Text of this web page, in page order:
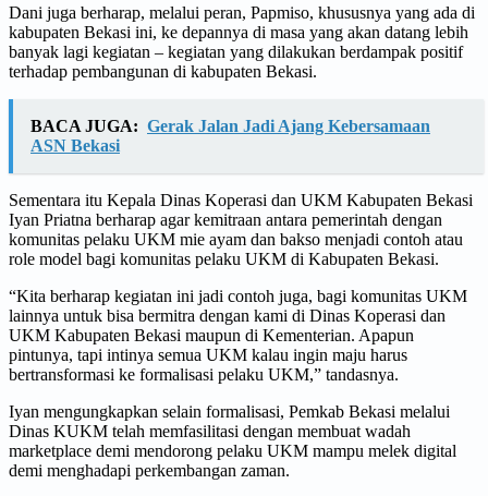
Dani juga berharap, melalui peran, Papmiso, khususnya yang ada di
kabupaten Bekasi ini, ke depannya di masa yang akan datang lebih
banyak lagi kegiatan – kegiatan yang dilakukan berdampak positif
terhadap pembangunan di kabupaten Bekasi.
BACA JUGA: Gerak Jalan Jadi Ajang Kebersamaan
ASN Bekasi
Sementara itu Kepala Dinas Koperasi dan UKM Kabupaten Bekasi
Iyan Priatna berharap agar kemitraan antara pemerintah dengan
komunitas pelaku UKM mie ayam dan bakso menjadi contoh atau
role model bagi komunitas pelaku UKM di Kabupaten Bekasi.
“Kita berharap kegiatan ini jadi contoh juga, bagi komunitas UKM
lainnya untuk bisa bermitra dengan kami di Dinas Koperasi dan
UKM Kabupaten Bekasi maupun di Kementerian. Apapun
pintunya, tapi intinya semua UKM kalau ingin maju harus
bertransformasi ke formalisasi pelaku UKM,” tandasnya.
Iyan mengungkapkan selain formalisasi, Pemkab Bekasi melalui
Dinas KUKM telah memfasilitasi dengan membuat wadah
marketplace demi mendorong pelaku UKM mampu melek digital
demi menghadapi perkembangan zaman.